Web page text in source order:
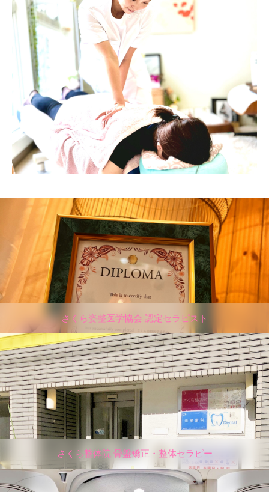
さくら姿整医学協会 認定セラピスト
さくら整体院 骨盤矯正・整体セラピー